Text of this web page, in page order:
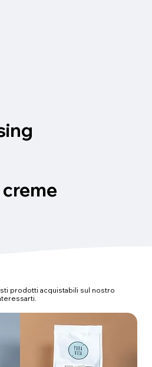
prodotti acquistabili sul nostro